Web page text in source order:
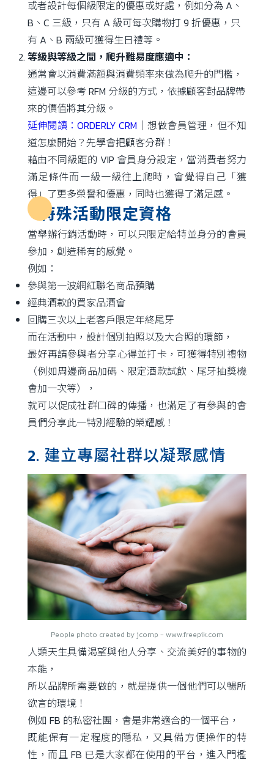
或者設計每個級限定的優惠或好處，例如分為 A、
B、C 三級，只有 A 級可每次購物打 9 折優惠，只
有 A、B 兩級可獲得生日禮等。
等級與等級之間，爬升難易度應適中：
通常會以消費滿額與消費頻率來做為爬升的門檻，
這邊可以參考 RFM 分級的方式，依據顧客對品牌帶
來的價值將其分級。
延伸閱讀：ORDERLY CRM ｜想做會員管理，但不知
道怎麼開始？先學會把顧客分群！
藉由不同級距的 VIP 會員身分設定，當消費者努力
滿足條件而一級一級往上爬時，會覺得自己「獲
得」了更多榮譽和優惠，同時也獲得了滿足感。
特殊活動限定資格
當舉辦行銷活動時，可以只限定給特並身分的會員
參加，創造稀有的感覺。
例如：
參與第一波網紅聯名商品預購
經典酒款的買家品酒會
回購三次以上老客戶限定年終尾牙
而在活動中，設計個別拍照以及大合照的環節，
最好再請參與者分享心得並打卡，可獲得特別禮物
（例如周邊商品加碼、限定酒款試飲、尾牙抽獎機
會加一次等），
就可以促成社群口碑的傳播，也滿足了有參與的會
員們分享此一特別經驗的榮耀感！
2. 建立專屬社群以凝聚感情
People photo created by jcomp - www.freepik.com
人類天生具備渴望與他人分享、交流美好的事物的
本能，
所以品牌所需要做的，就是提供一個他們可以暢所
欲言的環境！
例如 FB 的私密社團，會是非常適合的一個平台，
既能保有一定程度的隱私，又具備方便操作的特
性，而且 FB 已是大家都在使用的平台，進入門檻